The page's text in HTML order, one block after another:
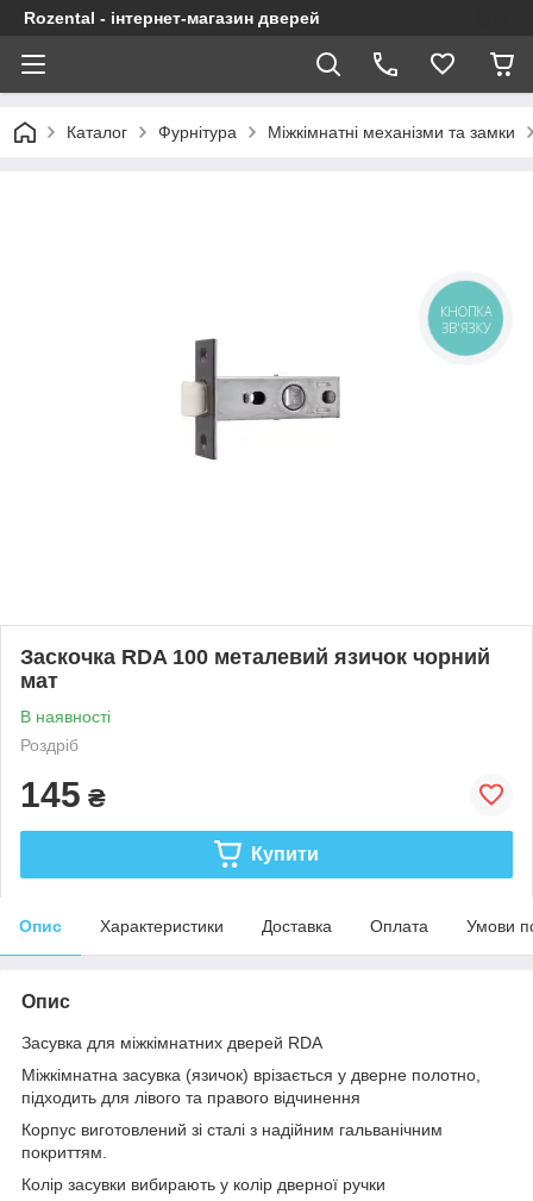
Rozental - інтернет-магазин дверей
Каталог Фурнітура Міжкімнатні механізми та замки
Заскочка RDA 100 металевий язичок чорний
мат
В наявності
Роздріб
145 ₴
Купити
Опис Характеристики Доставка Оплата Умови
Опис
Засувка для міжкімнатних дверей RDA
Міжкімнатна засувка (язичок) врізається у дверне полотно,
підходить для лівого та правого відчинення
Корпус виготовлений зі сталі з надійним гальванічним
покриттям.
Колір засувки вибирають у колір дверної ручки
КНОПКА
ЗВ'ЯЗКУ